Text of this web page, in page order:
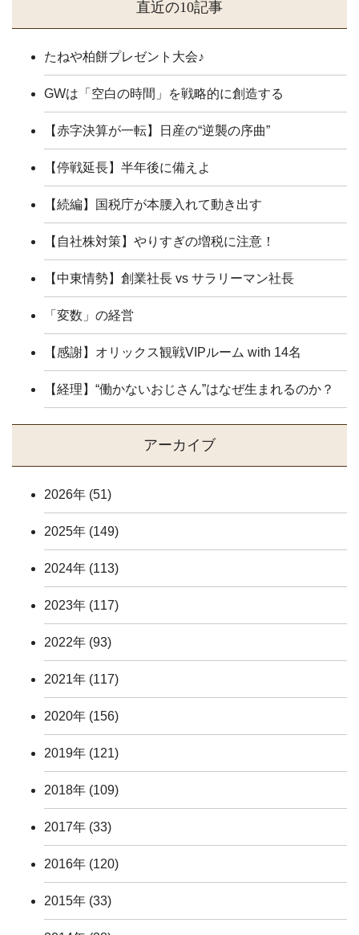
直近の10記事
たねや柏餅プレゼント大会♪
GWは「空白の時間」を戦略的に創造する
【赤字決算が一転】日産の“逆襲の序曲”
【停戦延長】半年後に備えよ
【続編】国税庁が本腰入れて動き出す
【自社株対策】やりすぎの増税に注意！
【中東情勢】創業社長 vs サラリーマン社長
「変数」の経営
【感謝】オリックス観戦VIPルーム with 14名
【経理】“働かないおじさん”はなぜ生まれるのか？
アーカイブ
2026年 (51)
2025年 (149)
2024年 (113)
2023年 (117)
2022年 (93)
2021年 (117)
2020年 (156)
2019年 (121)
2018年 (109)
2017年 (33)
2016年 (120)
2015年 (33)